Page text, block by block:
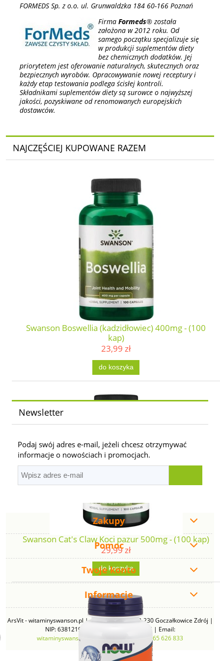
FORMEDS Sp. z o.o. ul. Grunwaldzka 184 60-166 Poznań
Firma Formeds® została
założona w 2012 roku. Od
samego początku specjalizuje się
w produkcji suplementów diety
bez chemicznych dodatków. Jej
priorytetem jest oferowanie naturalnych, skutecznych oraz
bezpiecznych wyrobów. Opracowywanie nowej receptury i
każdy etap testowania podlega ścisłej kontroli.
Składnikami suplementów diety są surowce o najwyższej
jakości, pozyskiwane od renomowanych europejskich
dostawców.
NAJCZĘŚCIEJ KUPOWANE RAZEM
Swanson Boswellia (kadzidłowiec) 400mg - (100
kap)
23,99 zł
do koszyka
Swanson Cat's Claw Koci pazur 500mg - (100 kap)
29,99 zł
do koszyka
Newsletter
Podaj swój adres e-mail, jeżeli chcesz otrzymywać
informacje o nowościach i promocjach.
Zakupy
Pomoc
Twoje konto
Informacje
ArsVit - witaminyswanson.pl | ul. Zimowa 49B, 43-230 Goczałkowice Zdrój |
NIP: 6381219140 | REGON: 276280385 | Email:
witaminyswanson@gmail.com
665 626 833